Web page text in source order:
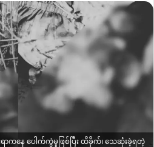
ရာကနေ ပေါက်ကွဲမှုဖြစ်ပြီး ထိခိုက်၊ သေဆုံးခဲ့ရတဲ့